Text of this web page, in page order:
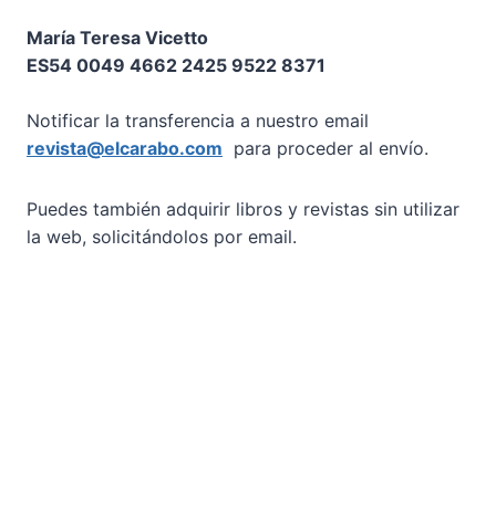
María Teresa Vicetto
ES54 0049 4662 2425 9522 8371
Notificar la transferencia a nuestro email
revista@elcarabo.com para proceder al envío.
Puedes también adquirir libros y revistas sin utilizar
la web, solicitándolos por email.